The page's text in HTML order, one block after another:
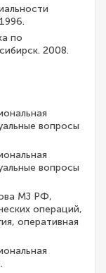
по
2008.
вопросы
вопросы
МЗ РФ,
операций,
оперативная